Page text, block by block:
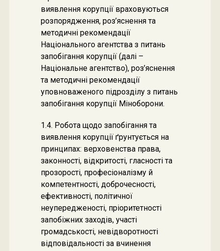
виявлення корупції враховуються
розпорядження, роз’яснення та
методичні рекомендації
Національного агентства з питань
запобігання корупції (далі –
Національне агентство), роз’яснення
та методичні рекомендації
уповноваженого підрозділу з питань
запобігання корупції Міноборони.
1.4. Робота щодо запобігання та
виявлення корупції ґрунтується на
принципах: верховенства права,
законності, відкритості, гласності та
прозорості, професіоналізму й
компетентності, доброчесності,
ефективності, політичної
неупередженості, пріоритетності
запобіжних заходів, участі
громадськості, невідворотності
відповідальності за вчинення